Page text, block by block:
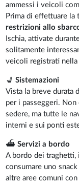
ammessi i veicoli
Prima di effettuare la
restrizioni allo
Ischia, attivate
solitamente
veicoli registrati nella
💺Sistemazioni
Vista la breve durata
per i passeggeri.
sedere, ma tutte le
interni e sui ponti
⛴️ Servizi a bordo
A bordo dei traghetti,
consumare uno
altre aree comuni